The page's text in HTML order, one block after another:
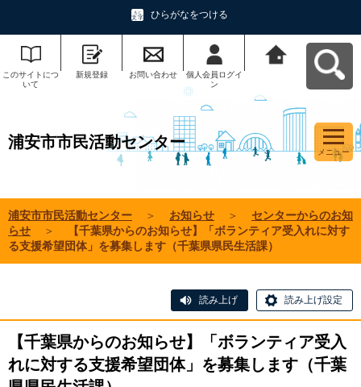
ひらがなをつける
このサイトにつ
いて
新規登録 お問い合わせ
個人会員ログイ
ン
浦安市市民活動センター
メニュー
浦安市市民活動センター ＞ お知らせ ＞
センターからのお知
らせ
＞
【千葉県からのお知らせ】「ボランティア受入れに対す
る支援希望団体」を募集します（千葉県県民生活課）
読み上げ 読み上げ設定
【千葉県からのお知らせ】「ボランティア受入
れに対する支援希望団体」を募集します（千葉